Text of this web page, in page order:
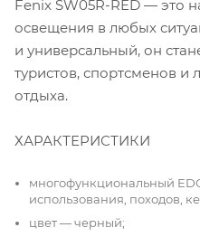
Fenix SW05R-RED — это
освещения в любых
и универсальный, он
туристов, спортсменов и
отдыха.
ХАРАКТЕРИСТИКИ
многофункциональный
использования, походов,
цвет — черный;